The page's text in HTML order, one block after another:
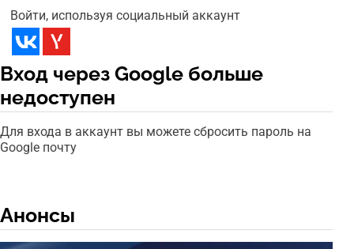
Войти, используя социальный аккаунт
Вход через Google больше
недоступен
Для входа в аккаунт вы можете сбросить пароль на
Google почту
Анонсы